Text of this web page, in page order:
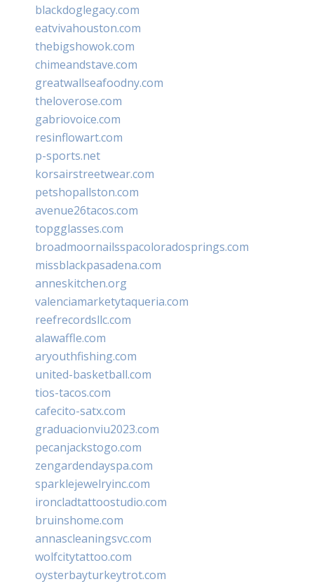
blackdoglegacy.com
eatvivahouston.com
thebigshowok.com
chimeandstave.com
greatwallseafoodny.com
theloverose.com
gabriovoice.com
resinflowart.com
p-sports.net
korsairstreetwear.com
petshopallston.com
avenue26tacos.com
topgglasses.com
broadmoornailsspacoloradosprings.com
missblackpasadena.com
anneskitchen.org
valenciamarketytaqueria.com
reefrecordsllc.com
alawaffle.com
aryouthfishing.com
united-basketball.com
tios-tacos.com
cafecito-satx.com
graduacionviu2023.com
pecanjackstogo.com
zengardendayspa.com
sparklejewelryinc.com
ironcladtattoostudio.com
bruinshome.com
annascleaningsvc.com
wolfcitytattoo.com
oysterbayturkeytrot.com